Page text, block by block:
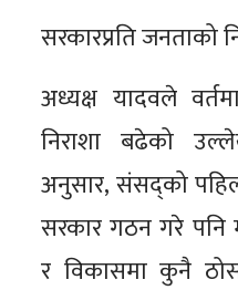
सरकारप्रति जनताको
अध्यक्ष यादवले
निराशा बढेको
अनुसार, संसद्को
सरकार गठन गरे
र विकासमा कुनै